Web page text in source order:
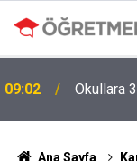
09:02 Okullara
Ana Sayfa